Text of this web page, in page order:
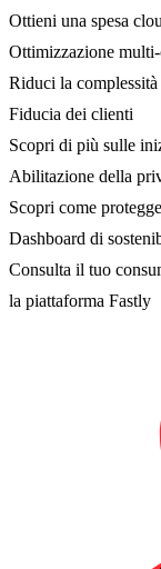
Ottieni una spesa
Ottimizzazione
Riduci la
Fiducia dei clienti
Scopri di più sulle
Abilitazione della
Scopri come
Dashboard di
Consulta il tuo
la piattaforma Fastly